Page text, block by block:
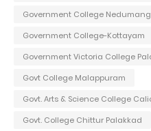
Government College
Government College-Kottayam
Government Victoria College
Govt College Malappuram
Govt. Arts & Science College
Govt. College Chittur Palakkad